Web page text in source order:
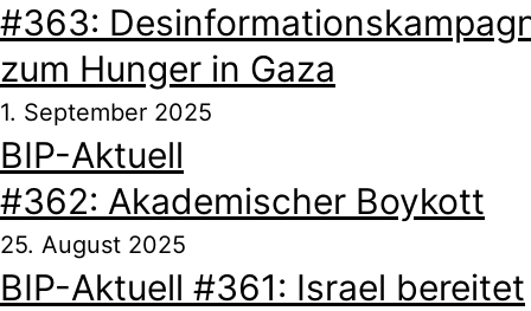
#363:
zum Hunger in Gaza
1. September 2025
BIP-Aktuell
#362: Akademischer Boykott
25. August 2025
BIP-Aktuell #361: Israel bereitet